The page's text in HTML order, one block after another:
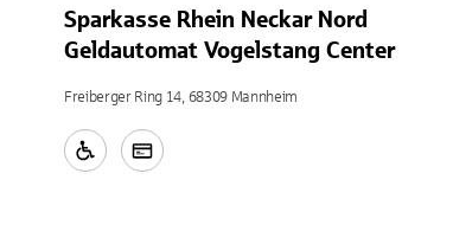
Sparkasse Rhein Neckar Nord
Geldautomat Vogelstang Center
Freiberger Ring 14, 68309 Mannheim